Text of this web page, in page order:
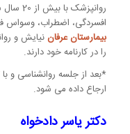
افسردگی، اضطراب، وسواس
بیمارستان عرفاننیایش و
را در کارنامه خود دارند.
*بعد از جلسه روانشناسی و با
ارجاع داده می شود.
دکتر یاسر دادخواه